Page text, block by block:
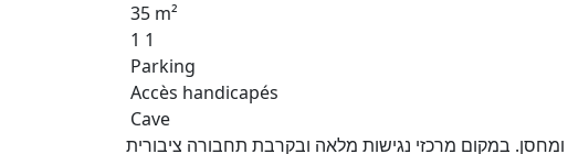
35 m²
1 1
Parking
Accès handicapés
Cave